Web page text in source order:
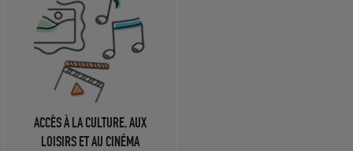
ACCÈS À LA CULTURE, AUX
LOISIRS ET AU CINÉMA